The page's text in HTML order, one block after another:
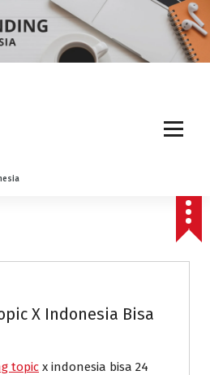
X Indonesia Bisa
topic x indonesia bisa 24